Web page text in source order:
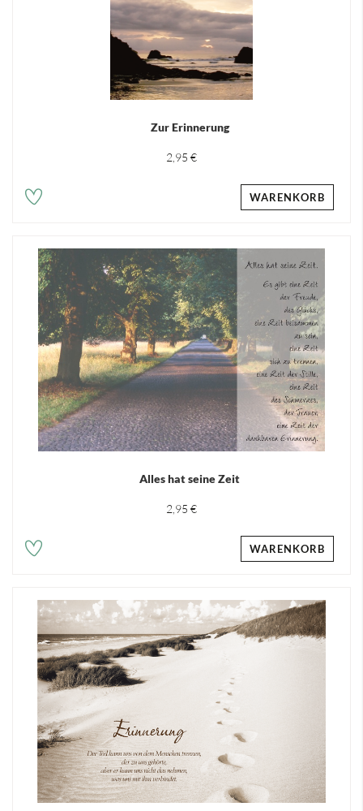
Zur Erinnerung
2,95 €
WARENKORB
Alles hat seine Zeit
2,95 €
WARENKORB